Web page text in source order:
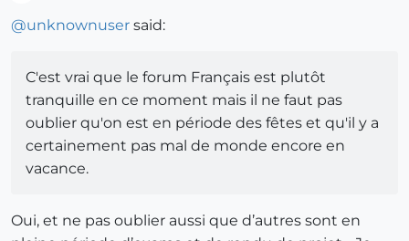
@unknownuser said:
C'est vrai que le forum Français est plutôt
tranquille en ce moment mais il ne faut pas
oublier qu'on est en période des fêtes et qu'il y a
certainement pas mal de monde encore en
vacance.
Oui, et ne pas oublier aussi que d’autres sont en